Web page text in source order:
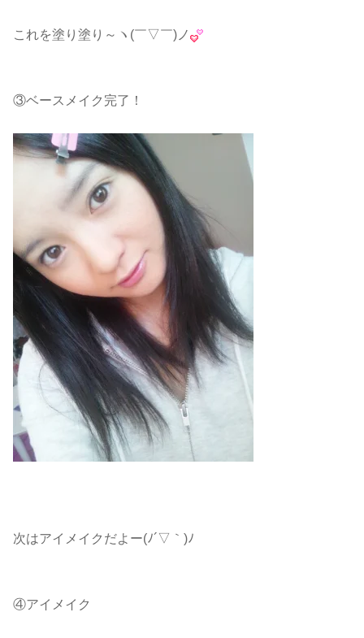
これを塗り塗り～ヽ(￣▽￣)ノ
③ベースメイク完了！
次はアイメイクだよー(ﾉ´▽｀)ﾉ
④アイメイク